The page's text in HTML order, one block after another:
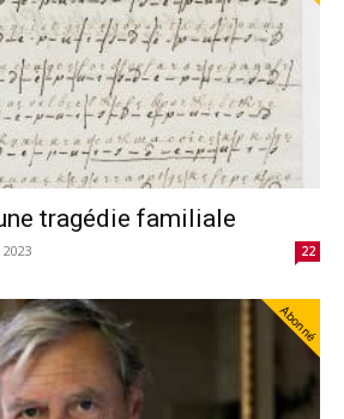
tragédie familiale
22
Abonné